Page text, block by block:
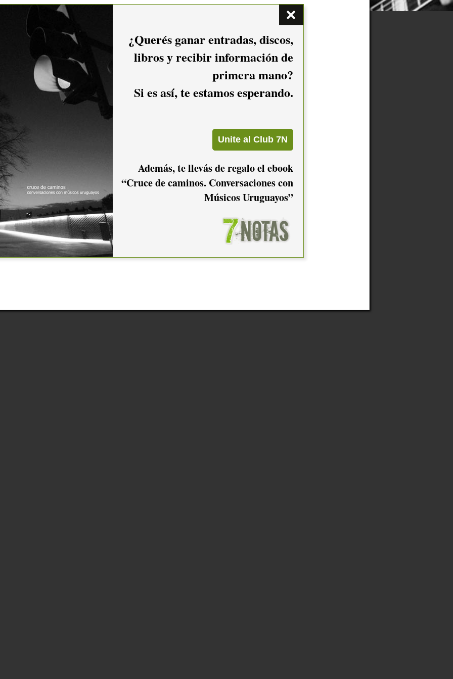
¿Querés ganar entradas, discos,
libros y recibir información de
primera mano?
Si es así, te estamos esperando.
Además, te llevás de regalo el ebook
“Cruce de caminos. Conversaciones con
Músicos Uruguayos”